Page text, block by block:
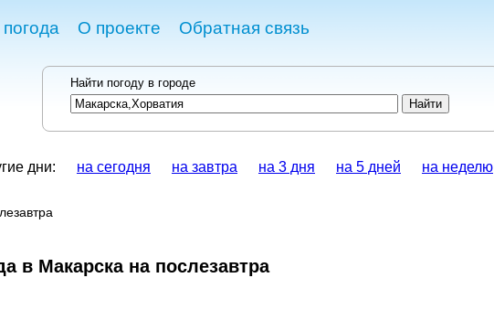
О проекте Обратная связь
Найти погоду в городе
дни: на сегодня на завтра на 3 дня на 5 дней на неделю
в Макарска на послезавтра